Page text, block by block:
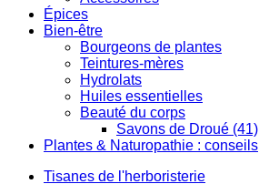
Épices
Bien-être
Bourgeons de plantes
Teintures-mères
Hydrolats
Huiles essentielles
Beauté du corps
Savons de Droué (41)
Plantes & Naturopathie : conseils
Tisanes de l'herboristerie